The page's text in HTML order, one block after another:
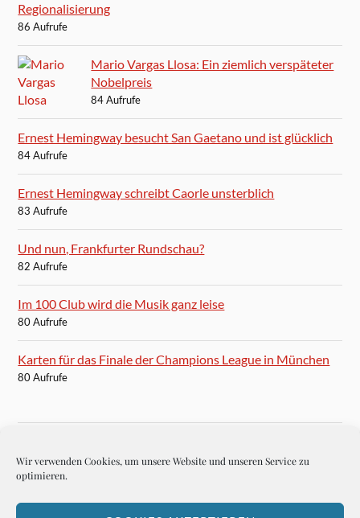
Wir verwenden Cookies, um unsere Website und unseren Service zu
optimieren.
Regionalisierung
86 Aufrufe
Mario Vargas Llosa: Ein ziemlich verspäteter
Nobelpreis
84 Aufrufe
Ernest Hemingway besucht San Gaetano und ist glücklich
84 Aufrufe
Ernest Hemingway schreibt Caorle unsterblich
83 Aufrufe
Und nun, Frankfurter Rundschau?
82 Aufrufe
Im 100 Club wird die Musik ganz leise
80 Aufrufe
Karten für das Finale der Champions League in München
80 Aufrufe
BLOGROLL
Autoren-Brief